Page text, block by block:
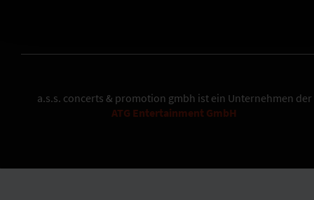
a.s.s. concerts & promotion gmbh ist ein Unternehmen der
ATG Entertainment GmbH